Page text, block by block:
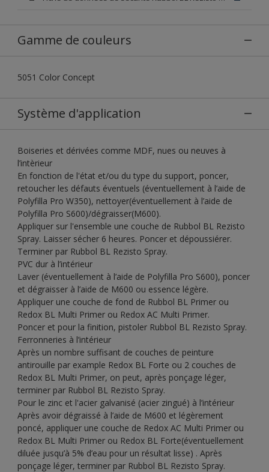
Gamme de couleurs
5051 Color Concept
Système d'application
Boiseries et dérivées comme MDF, nues ou neuves à
l’intèrieur
En fonction de l'état et/ou du type du support, poncer,
retoucher les défauts éventuels (éventuellement à l’aide de
Polyfilla Pro W350), nettoyer(éventuellement à l’aide de
Polyfilla Pro S600)/dégraisser(M600).
Appliquer sur l'ensemble une couche de Rubbol BL Rezisto
Spray. Laisser sécher 6 heures. Poncer et dépoussiérer.
Terminer par Rubbol BL Rezisto Spray.
PVC dur à l’intérieur
Laver (éventuellement à l’aide de Polyfilla Pro S600), poncer
et dégraisser à l’aide de M600 ou essence légère.
Appliquer une couche de fond de Rubbol BL Primer ou
Redox BL Multi Primer ou Redox AC Multi Primer.
Poncer et pour la finition, pistoler Rubbol BL Rezisto Spray.
Ferronneries à l’intérieur
Après un nombre suffisant de couches de peinture
antirouille par example Redox BL Forte ou 2 couches de
Redox BL Multi Primer, on peut, après ponçage léger,
terminer par Rubbol BL Rezisto Spray.
Pour le zinc et l'acier galvanisé (acier zingué) à l’intérieur
Après avoir dégraissé à l’aide de M600 et légèrement
poncé, appliquer une couche de Redox AC Multi Primer ou
Redox BL Multi Primer ou Redox BL Forte(éventuellement
diluée jusqu’à 5% d’eau pour un résultat lisse) . Après
ponçage léger, terminer par Rubbol BL Rezisto Spray.